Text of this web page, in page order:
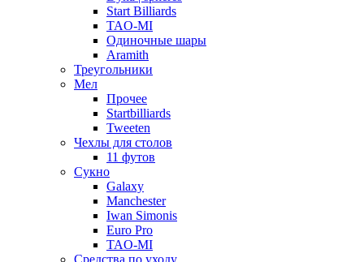
Start Billiards
TAO-MI
Одиночные шары
Aramith
Треугольники
Мел
Прочее
Startbilliards
Tweeten
Чехлы для столов
11 футов
Сукно
Galaxy
Manchester
Iwan Simonis
Euro Pro
TAO-MI
Средства по уходу